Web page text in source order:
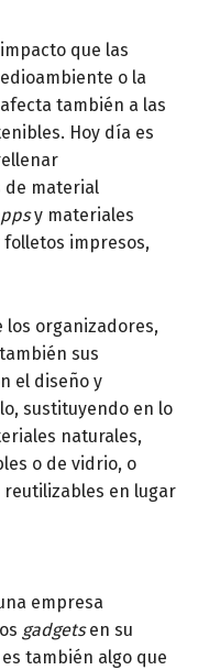
que las
o la
también a las
Hoy día es
de material
y materiales
impresos,
los organizadores,
sus
el diseño y
sustituyendo en lo
naturales,
o de vidrio, o
en lugar
empresa
gadgetsen su
también algo que